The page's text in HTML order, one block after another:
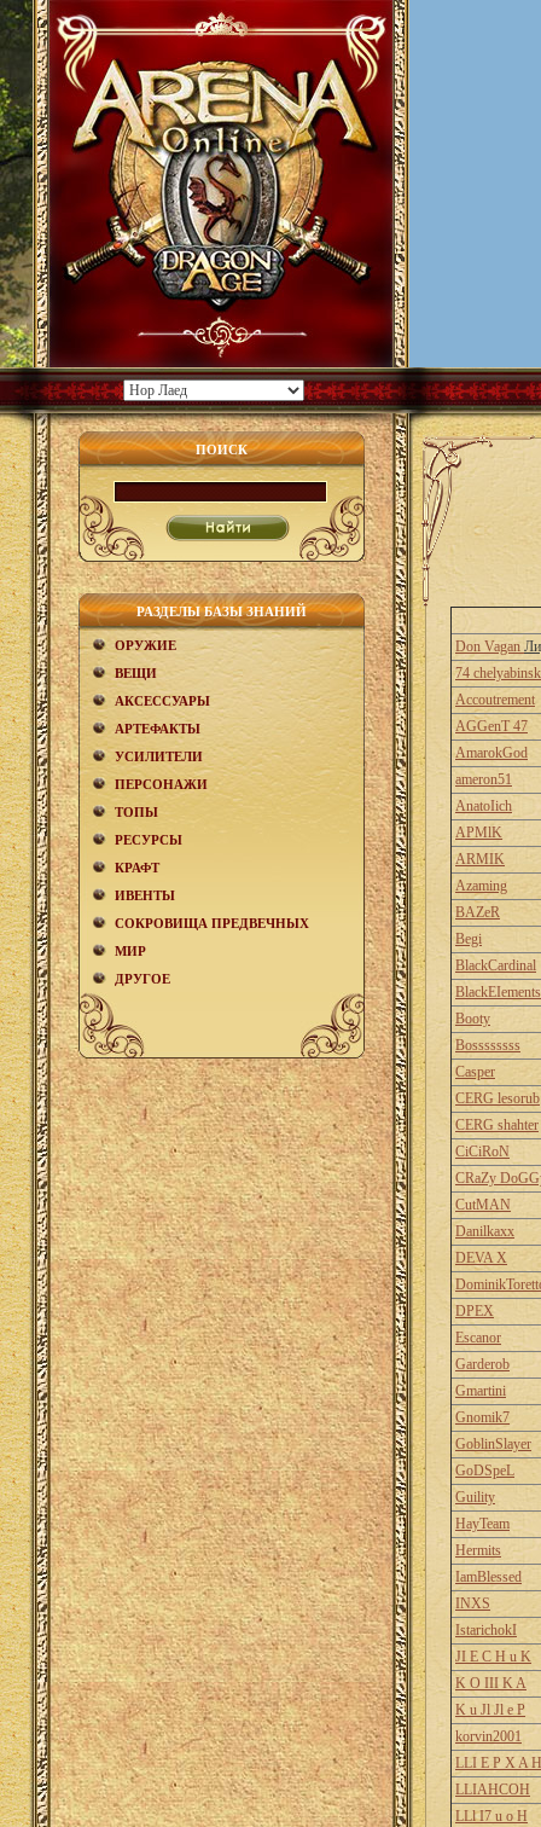
ПОИСК
РАЗДЕЛЫ БАЗЫ ЗНАНИЙ
ОРУЖИЕ
ВЕЩИ
АКCЕСCУАРЫ
АРТЕФАКТЫ
УСИЛИТЕЛИ
ПЕРСОНАЖИ
ТОПЫ
РЕСУРСЫ
КРАФТ
ИВЕНТЫ
СОКРОВИЩА ПРЕДВЕЧНЫХ
МИР
ДРУГОЕ
Don Vagan
74
Accoutrement
AGGenT 47
AmarokGod
ameron51
AnatoIich
APMlK
ARMIK
Azaming
BAZeR
Begi
BlackCardinal
BlackEIements
Booty
Bossssssss
Casper
CERG lesorub
CERG shahter
CiCiRoN
CRaZy
CutMAN
Danilkaxx
DEVA X
DPEX
Escanor
Garderob
Gmartini
Gnomik7
GoblinSlayer
GoDSpeL
Guility
HayTeam
Hermits
IamBlessed
INXS
IstarichokI
JI E C H u K
K O III K A
K u Jl Jl e P
korvin2001
LLI E P X A H
LLIAHCOH
LLl I7 u o H